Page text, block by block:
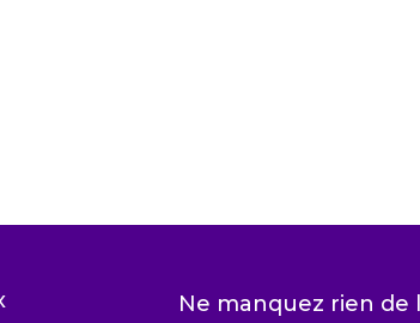
Ne manquez rien de